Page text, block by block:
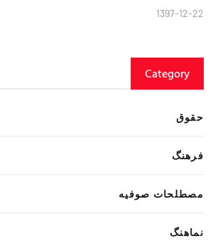
1397-12-22
Category
حقوق
فرهنگ
مصطلحات صوفیه
نماهنگ